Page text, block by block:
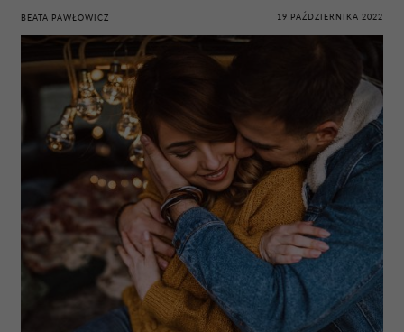
BEATA PAWŁOWICZ 19 PAŹDZIERNIKA 2022